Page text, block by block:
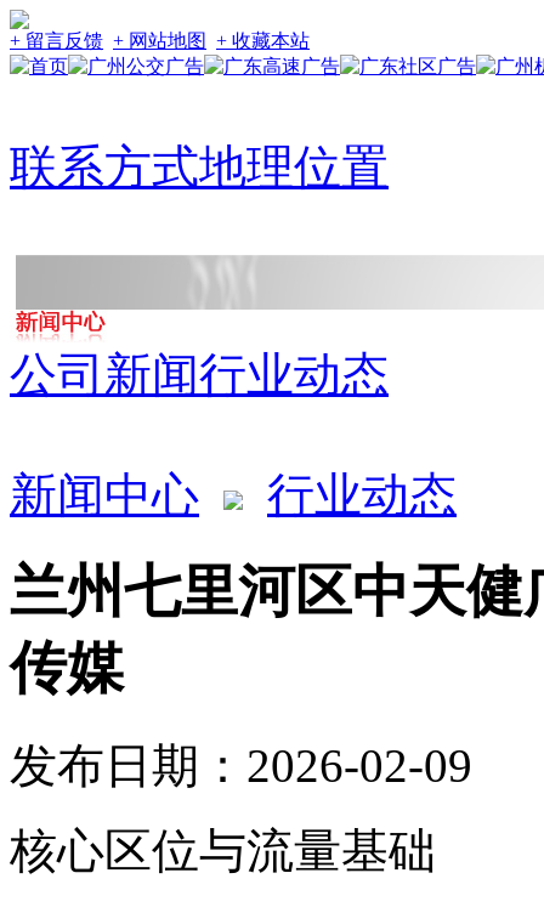
+ 留言反馈 + 网站地图 + 收藏本站
联系方式地理位置
公司新闻行业动态
新闻中心 行业动态
兰州七里河区中天
传媒
发布日期：2026-02-09
核心区位与流量基础